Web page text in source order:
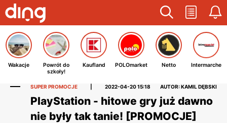
Wakacje
Powrót do
szkoły!
Kaufland POLOmarket Netto Intermarche
SUPER PROMOCJE 2022-04-20 15:18 AUTOR: KAMIL DĘBSKI
PlayStation - hitowe gry już dawno
nie były tak tanie! [PROMOCJE]